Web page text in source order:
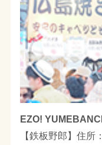
EZO!
【鉄板野郎】住所